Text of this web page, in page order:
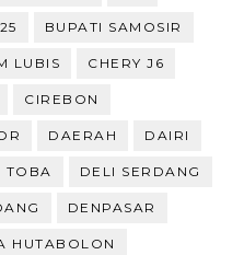
BUPATI SAMOSIR
LUBIS CHERY J6
CIREBON
DAERAH DAIRI
TOBA DELI SERDANG
DENPASAR
HUTABOLON